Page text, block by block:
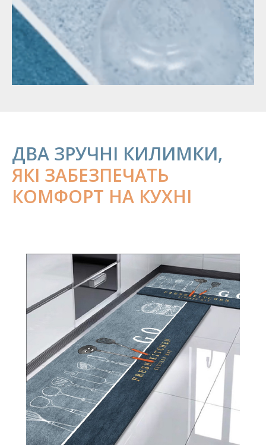
ДВА ЗРУЧНІ КИЛИМКИ,
ЯКІ ЗАБЕЗПЕЧАТЬ
КОМФОРТ НА КУХНІ